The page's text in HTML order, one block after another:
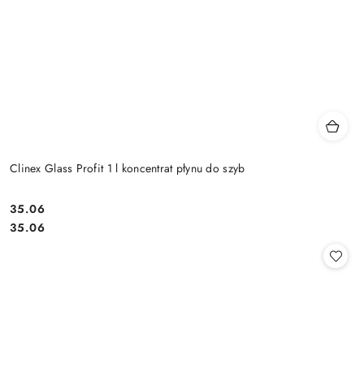
Clinex Glass Profit 1 l koncentrat płynu do szyb
Cena:
35.06
Cena:
35.06